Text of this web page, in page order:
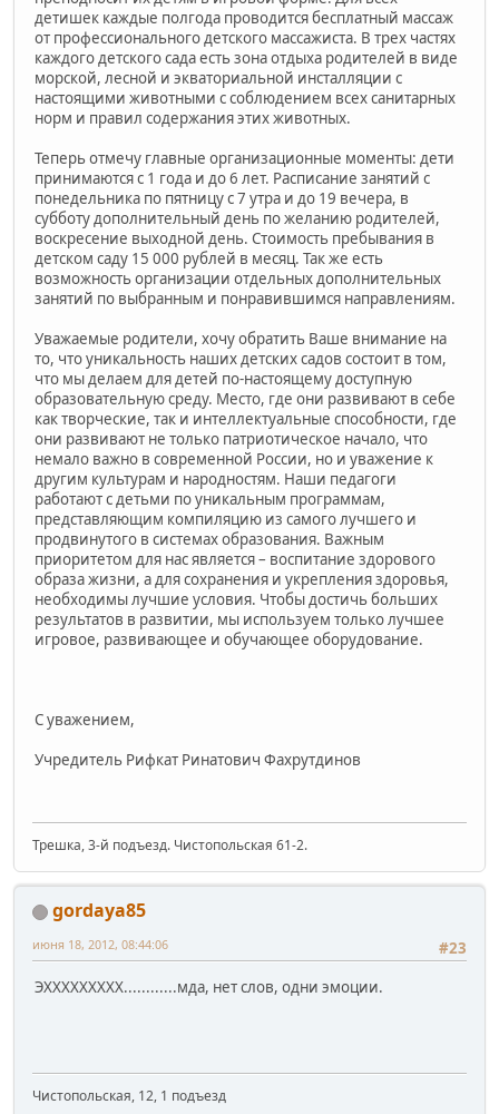
детишек каждые полгода проводится бесплатный массаж
от профессионального детского массажиста. В трех частях
каждого детского сада есть зона отдыха родителей в виде
морской, лесной и экваториальной инсталляции с
настоящими животными с соблюдением всех санитарных
норм и правил содержания этих животных.
Теперь отмечу главные организационные моменты: дети
принимаются с 1 года и до 6 лет. Расписание занятий с
понедельника по пятницу с 7 утра и до 19 вечера, в
субботу дополнительный день по желанию родителей,
воскресение выходной день. Стоимость пребывания в
детском саду 15 000 рублей в месяц. Так же есть
возможность организации отдельных дополнительных
занятий по выбранным и понравившимся направлениям.
Уважаемые родители, хочу обратить Ваше внимание на
то, что уникальность наших детских садов состоит в том,
что мы делаем для детей по-настоящему доступную
образовательную среду. Место, где они развивают в себе
как творческие, так и интеллектуальные способности, где
они развивают не только патриотическое начало, что
немало важно в современной России, но и уважение к
другим культурам и народностям. Наши педагоги
работают с детьми по уникальным программам,
представляющим компиляцию из самого лучшего и
продвинутого в системах образования. Важным
приоритетом для нас является – воспитание здорового
образа жизни, а для сохранения и укрепления здоровья,
необходимы лучшие условия. Чтобы достичь больших
результатов в развитии, мы используем только лучшее
игровое, развивающее и обучающее оборудование.
С уважением,
Учредитель Рифкат Ринатович Фахрутдинов
Трешка, 3-й подъезд. Чистопольская 61-2.
gordaya85
#23
июня 18, 2012, 08:44:06
ЭХХХХХХХХХ............мда, нет слов, одни эмоции.
Чистопольская, 12, 1 подъезд